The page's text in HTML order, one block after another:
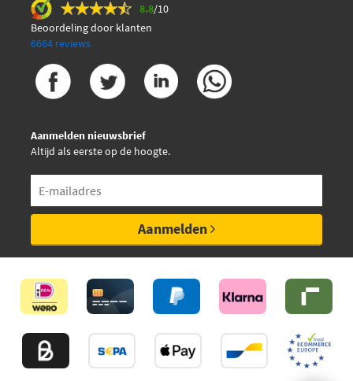
8.8/10
Beoordeling door klanten
6664 reviews
Aanmelden nieuwsbrief
Altijd als eerste op de hoogte.
Aanmelden